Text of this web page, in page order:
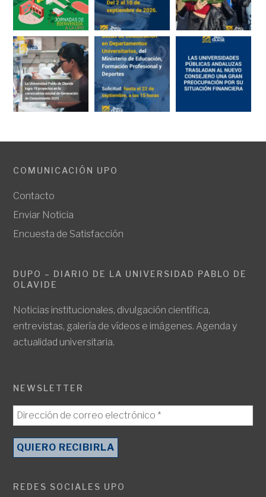
COMUNICACIÓN UPO
Contacto
Enviar Noticia
Encuesta de Satisfacción
DUPO – DIARIO DE LA UNIVERSIDAD PABLO DE
OLAVIDE
Noticias institucionales, divulgación científica,
entrevistas, galería de vídeos e imágenes. Agenda y
actualidad universitaria.
NEWSLETTER
REDES SOCIALES UPO